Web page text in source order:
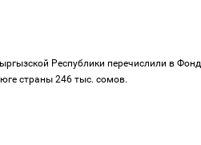
Республики перечислили в Фонд
страны 246 тыс. сомов.